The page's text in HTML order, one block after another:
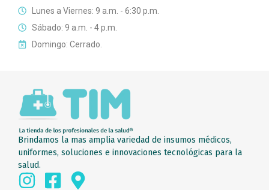
Lunes a Viernes: 9 a.m. - 6:30 p.m.
Sábado: 9 a.m. - 4 p.m.
Domingo: Cerrado.
Brindamos la mas amplia variedad de insumos médicos,
uniformes, soluciones e innovaciones tecnológicas para la
salud.